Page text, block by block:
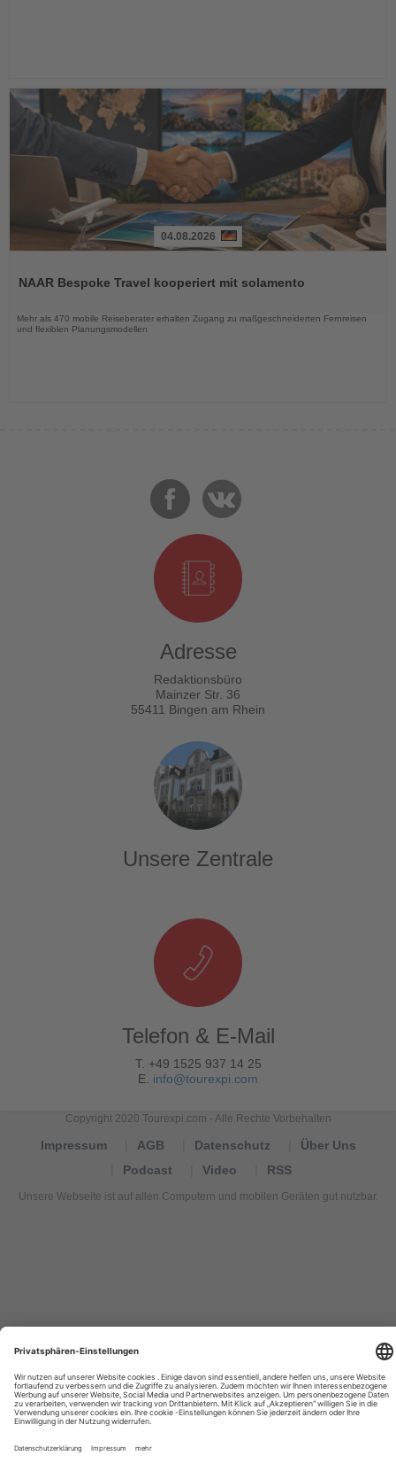
die
04.08.2026
NAAR Bespoke Travel kooperiert mit solamento
Mehr als 470 mobile Reiseberater erhalten Zugang zu maßgeschneiderten Fernreisen
und flexiblen Planungsmodellen
Adresse
Redaktionsbüro
Mainzer Str. 36
55411 Bingen am Rhein
Unsere Zentrale
Telefon & E-Mail
T. +49 1525 937 14 25
E. info@tourexpi.com
Copyright 2020 Tourexpi.com - Alle Rechte Vorbehalten
Impressum AGB Datenschutz
Über Uns
Podcast
Video RSS
Unsere Webseite ist auf allen Computern und mobilen Geräten gut nutzbar.
turismo,
Tourismus
Nachrichten,
новости
туризма,
travel